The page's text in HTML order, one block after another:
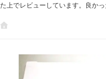
た上でレビューしています。良か